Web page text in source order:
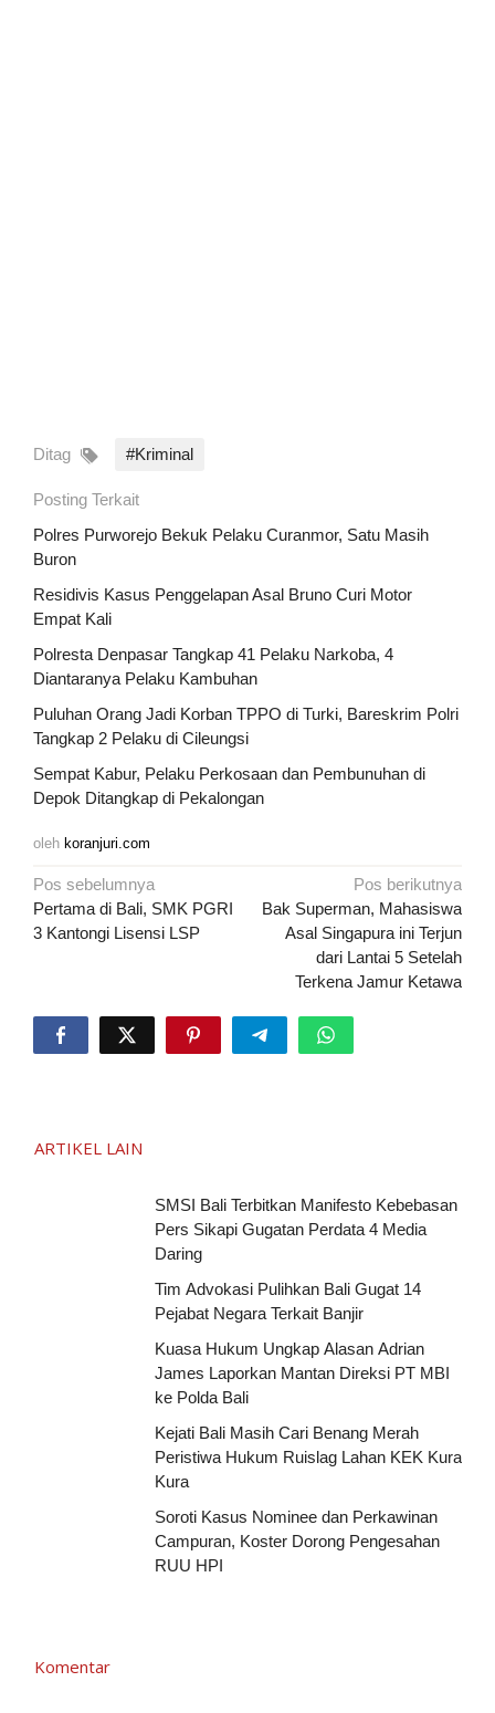
Ditag #Kriminal
Posting Terkait
Polres Purworejo Bekuk Pelaku Curanmor, Satu Masih
Buron
Residivis Kasus Penggelapan Asal Bruno Curi Motor
Empat Kali
Polresta Denpasar Tangkap 41 Pelaku Narkoba, 4
Diantaranya Pelaku Kambuhan
Puluhan Orang Jadi Korban TPPO di Turki, Bareskrim Polri
Tangkap 2 Pelaku di Cileungsi
Sempat Kabur, Pelaku Perkosaan dan Pembunuhan di
Depok Ditangkap di Pekalongan
oleh koranjuri.com
Navigasi
pos
Pos sebelumnya
Pertama di Bali, SMK PGRI
3 Kantongi Lisensi LSP
Pos berikutnya
Bak Superman, Mahasiswa
Asal Singapura ini Terjun
dari Lantai 5 Setelah
Terkena Jamur Ketawa
ARTIKEL LAIN
SMSI Bali Terbitkan Manifesto Kebebasan
Pers Sikapi Gugatan Perdata 4 Media
Daring
Tim Advokasi Pulihkan Bali Gugat 14
Pejabat Negara Terkait Banjir
Kuasa Hukum Ungkap Alasan Adrian
James Laporkan Mantan Direksi PT MBI
ke Polda Bali
Kejati Bali Masih Cari Benang Merah
Peristiwa Hukum Ruislag Lahan KEK Kura
Kura
Soroti Kasus Nominee dan Perkawinan
Campuran, Koster Dorong Pengesahan
RUU HPI
Komentar